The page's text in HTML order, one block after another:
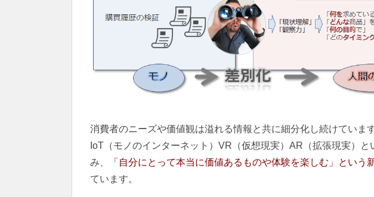
消費者のニーズや価値観は溢れる情報と共に細分化し続けていま
IoT（モノのインターネット）VR（仮想現実）AR（拡張現実）
み、
「自分にとって本当に価値あるものや体験を楽しむ」という
ています。